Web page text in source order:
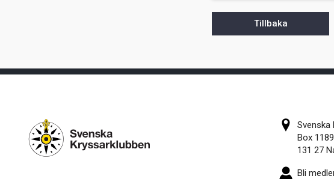
Tillbaka
Svenska
Box 1189
131 27
Bli